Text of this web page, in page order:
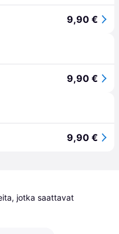
9,90 €
9,90 €
9,90 €
jotka saattavat